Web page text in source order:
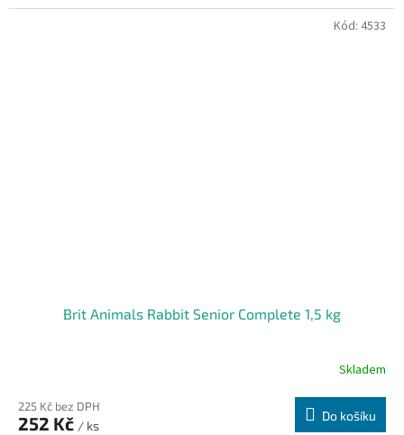
Brit Animals Rabbit Senior Complete 1,5 kg
Skladem
225 Kč bez DPH
252 Kč / ks
Do košíku
Kód: 4533